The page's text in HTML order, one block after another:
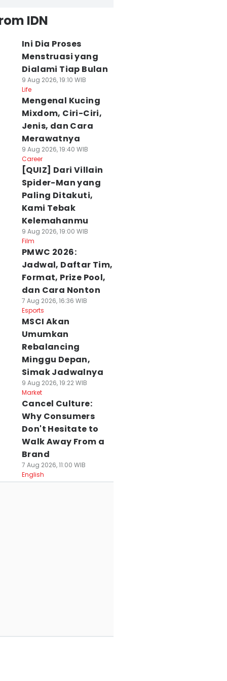
IDN
Ini Dia Proses
Menstruasi yang
Dialami Tiap Bulan
9 Aug 2026, 19:10 WIB
Life
Mengenal Kucing
Mixdom, Ciri-Ciri,
Jenis, dan Cara
Merawatnya
9 Aug 2026, 19:40 WIB
Career
[QUIZ] Dari Villain
Spider-Man yang
Paling Ditakuti,
Kami Tebak
Kelemahanmu
9 Aug 2026, 19:00 WIB
Film
PMWC 2026:
Jadwal, Daftar Tim,
Format, Prize Pool,
dan Cara Nonton
7 Aug 2026, 16:36 WIB
Esports
MSCI Akan
Umumkan
Rebalancing
Minggu Depan,
Simak Jadwalnya
9 Aug 2026, 19:22 WIB
Market
Cancel Culture:
Why Consumers
Don't Hesitate to
Walk Away From a
Brand
7 Aug 2026, 11:00 WIB
English